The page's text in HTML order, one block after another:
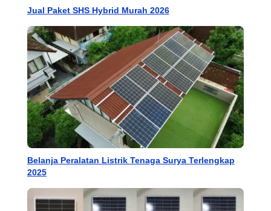
Jual Paket SHS Hybrid Murah 2026
Belanja Peralatan Listrik Tenaga Surya Terlengkap
2025